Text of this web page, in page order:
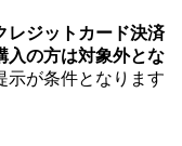
レジットカード決済
入の方は対象外とな
示が条件となります